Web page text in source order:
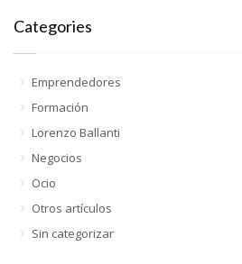
Categories
Emprendedores
Formación
Lorenzo Ballanti
Negocios
Ocio
Otros artículos
Sin categorizar